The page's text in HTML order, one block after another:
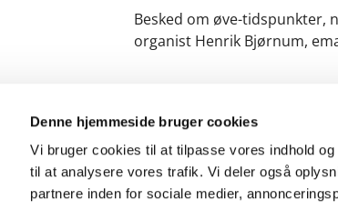
Denne hjemmeside bruger cookies
Vi bruger cookies til at tilpasse vores indhold
til at analysere vores trafik. Vi deler også
partnere inden for sociale medier,
Besked om øve-
organist Henrik Bjørnum,